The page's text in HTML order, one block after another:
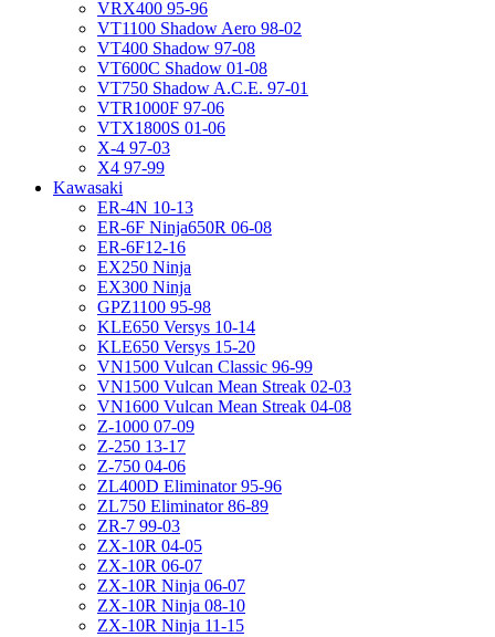
VRX400 95-96
VT1100 Shadow Aero 98-02
VT400 Shadow 97-08
VT600C Shadow 01-08
VT750 Shadow A.C.E. 97-01
VTR1000F 97-06
VTX1800S 01-06
X-4 97-03
X4 97-99
Kawasaki
ER-4N 10-13
ER-6F Ninja650R 06-08
ER-6F12-16
EX250 Ninja
EX300 Ninja
GPZ1100 95-98
KLE650 Versys 10-14
KLE650 Versys 15-20
VN1500 Vulcan Classic 96-99
VN1500 Vulcan Mean Streak 02-03
VN1600 Vulcan Mean Streak 04-08
Z-1000 07-09
Z-250 13-17
Z-750 04-06
ZL400D Eliminator 95-96
ZL750 Eliminator 86-89
ZR-7 99-03
ZX-10R 04-05
ZX-10R 06-07
ZX-10R Ninja 06-07
ZX-10R Ninja 08-10
ZX-10R Ninja 11-15